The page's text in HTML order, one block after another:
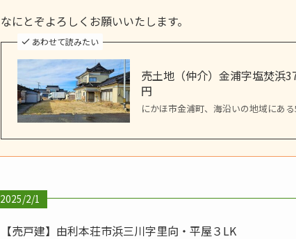
なにとぞよろしくお願いいたします。
あわせて読みたい
売土地（仲介）金浦字塩焚浜
円
にかほ市金浦町、海沿いの地域にあ
2025/2/1
【売戸建】由利本荘市浜三川字里向・平屋３LK